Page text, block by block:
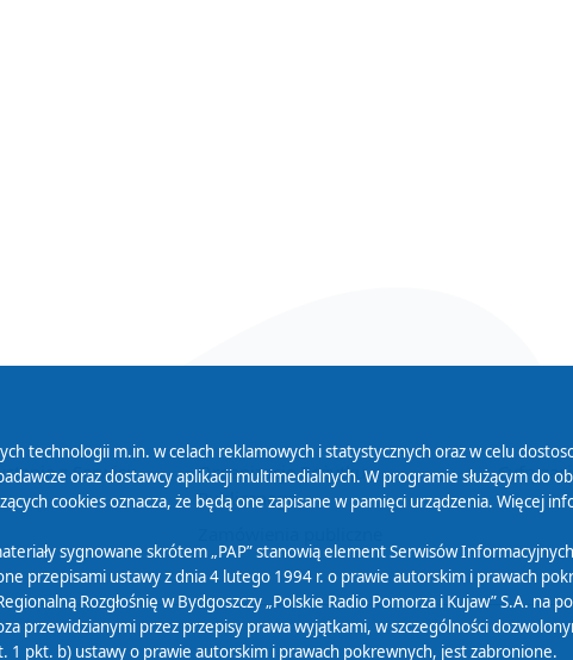
z Serwisu
Organizacje Pożytku
Publicznego
technologii m.in. w celach reklamowych i statystycznych oraz w celu
oraz dostawcy aplikacji multimedialnych. W programie służącym do
cookies oznacza, że będą one zapisane w pamięci urządzenia. Więcej
sygnowane skrótem „PAP” stanowią element Serwisów
przepisami ustawy z dnia 4 lutego 1994 r. o prawie autorskim i prawach
Rozgłośnię w Bydgoszczy „Polskie Radio Pomorza i Kujaw” S.A.
przewidzianymi przez przepisy prawa wyjątkami, w szczególności
1 pkt. b) ustawy o prawie autorskim i prawach pokrewnych, jest zabronione.